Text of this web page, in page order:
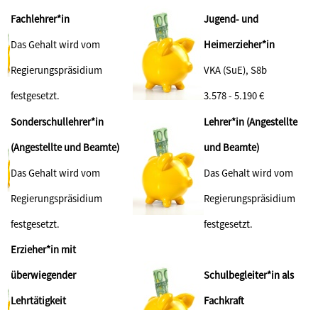
Fachlehrer*in
Das Gehalt wird vom
Regierungspräsidium
festgesetzt.
Jugend- und
Heimerzieher*in
VKA (SuE), S8b
3.578 - 5.190 €
Sonderschullehrer*in
(Angestellte und Beamte)
Das Gehalt wird vom
Regierungspräsidium
festgesetzt.
Lehrer*in (Angestellte
und Beamte)
Das Gehalt wird vom
Regierungspräsidium
festgesetzt.
Erzieher*in mit
überwiegender
Lehrtätigkeit
Schulbegleiter*in als
Fachkraft